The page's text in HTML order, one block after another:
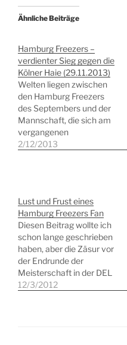
Ähnliche Beiträge
Hamburg Freezers –
verdienter Sieg gegen die
Kölner Haie (29.11.2013)
Welten liegen zwischen
den Hamburg Freezers
des Septembers und der
Mannschaft, die sich am
vergangenen
Wochenende in der
Schlagzeilen wie â€œdas
heißeste Team der
Ligaâ€ zu lesen. Das
perfekte Wochenende
begann am Freitag mit
dem Besuch…
2/12/2013
Lust und Frust eines
Hamburg Freezers Fan
Diesen Beitrag wollte ich
schon lange geschrieben
haben, aber die Zäsur vor
der Endrunde der
Meisterschaft in der DEL
scheint endlich der
12/3/2012